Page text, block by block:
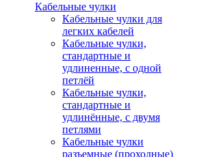
Кабельные чулки
Кабельные чулки для
легких кабелей
Кабельные чулки,
стандартные и
удлиненные, с одной
петлёй
Кабельные чулки,
стандартные и
удлинённые, с двумя
петлями
Кабельные чулки
разъемные (проходные)